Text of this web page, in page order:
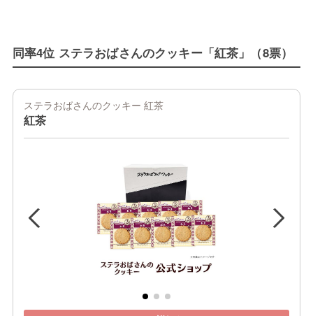
同率4位 ステラおばさんのクッキー「紅茶」（8票）
ステラおばさんのクッキー 紅茶
紅茶